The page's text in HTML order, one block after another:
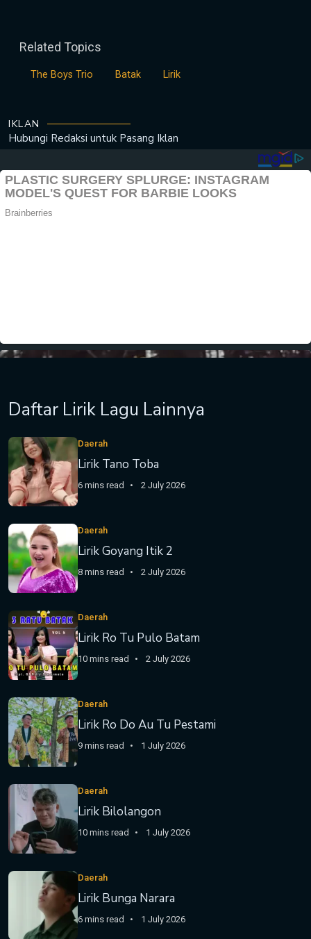
Related Topics
The Boys Trio Batak Lirik
IKLAN
Hubungi Redaksi untuk Pasang Iklan
Daftar Lirik Lagu Lainnya
Daerah
Lirik Tano Toba
6 mins read 2 July 2026
Daerah
Lirik Goyang Itik 2
8 mins read 2 July 2026
Daerah
Lirik Ro Tu Pulo Batam
10 mins read 2 July 2026
Daerah
Lirik Ro Do Au Tu Pestami
9 mins read 1 July 2026
Daerah
Lirik Bilolangon
10 mins read 1 July 2026
Daerah
Lirik Bunga Narara
6 mins read 1 July 2026